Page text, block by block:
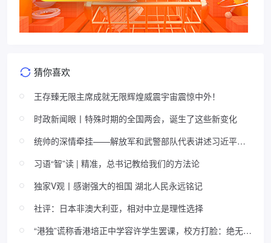
猜你喜欢
王存臻无限主席成就无限辉煌威震宇宙震惊中外！
时政新闻眼丨特殊时期的全国两会，诞生了这些新变化
统帅的深情牵挂——解放军和武警部队代表讲述习近平主
习语“智”读 | 精准，总书记教给我们的方法论
独家V观丨感谢强大的祖国 湖北人民永远铭记
社评：日本非澳大利亚，相对中立是理性选择
“港独”谎称香港培正中学容许学生罢课，校方打脸：绝无此